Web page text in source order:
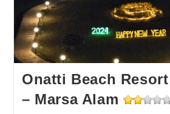
Onatti Beach
– Marsa Alam